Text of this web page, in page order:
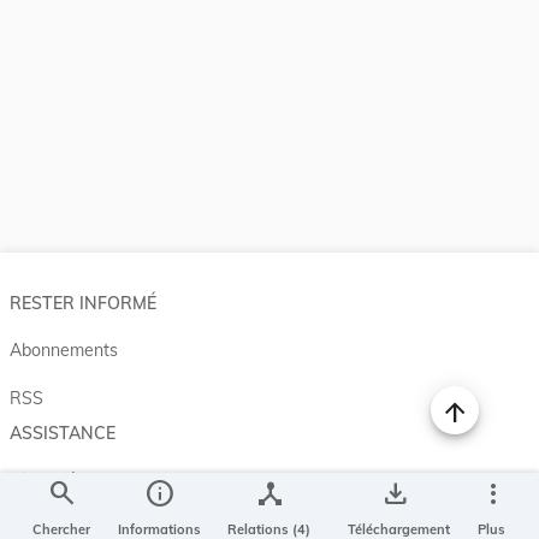
search
Chercher
info
Informations
device_hub
Relations (4)
save_alt
Téléchargement
more_vert
Plus
RESTER INFORMÉ
Abonnements
RSS
ASSISTANCE
Aide et à propos
Projet Casemates